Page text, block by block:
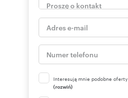
Interesują mnie podobne oferty
(rozwiń)